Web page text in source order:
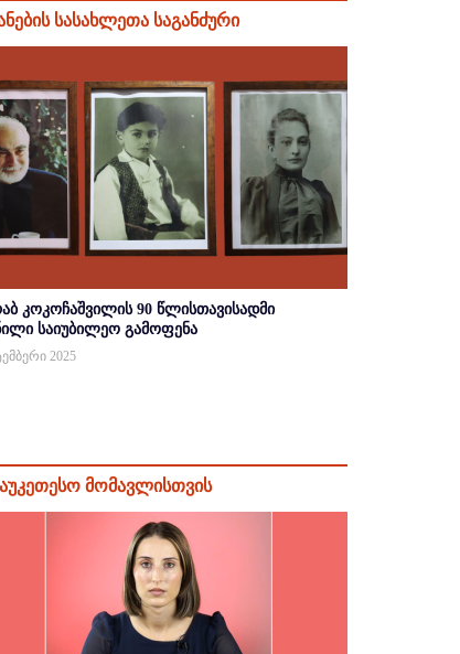
სასახლეთა საგანძური
კოკოჩაშვილის 90 წლისთავისადმი
საიუბილეო გამოფენა
2025
მომავლისთვის